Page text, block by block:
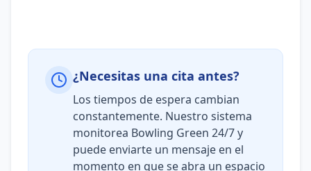
¿Necesitas una cita antes?
Los tiempos de espera cambian
constantemente. Nuestro sistema
monitorea Bowling Green 24/7 y
puede enviarte un mensaje en el
momento en que se abra un espacio